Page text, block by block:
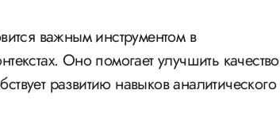
важным инструментом в
Оно помогает улучшить качество
развитию навыков аналитического